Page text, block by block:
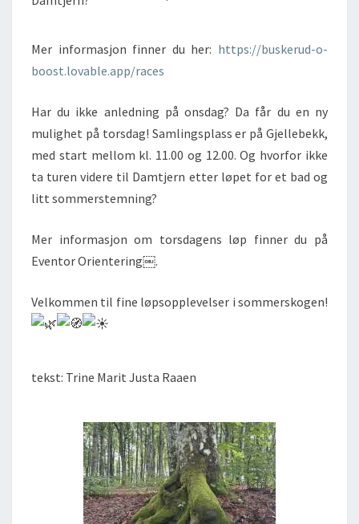
Mer informasjon finner du her: https://buskerud-o-
boost.lovable.app/races
Har du ikke anledning på onsdag? Da får du en ny
mulighet på torsdag! Samlingsplass er på Gjellebekk,
med start mellom kl. 11.00 og 12.00. Og hvorfor ikke
ta turen videre til Damtjern etter løpet for et bad og
litt sommerstemning?
Mer informasjon om torsdagens løp finner du på
Eventor Orientering⁠￼.
Velkommen til fine løpsopplevelser i sommerskogen!
tekst: Trine Marit Justa Raaen